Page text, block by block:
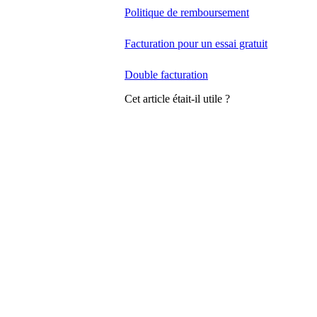
Politique de remboursement
Facturation pour un essai gratuit
Double facturation
Cet article était-il utile ?